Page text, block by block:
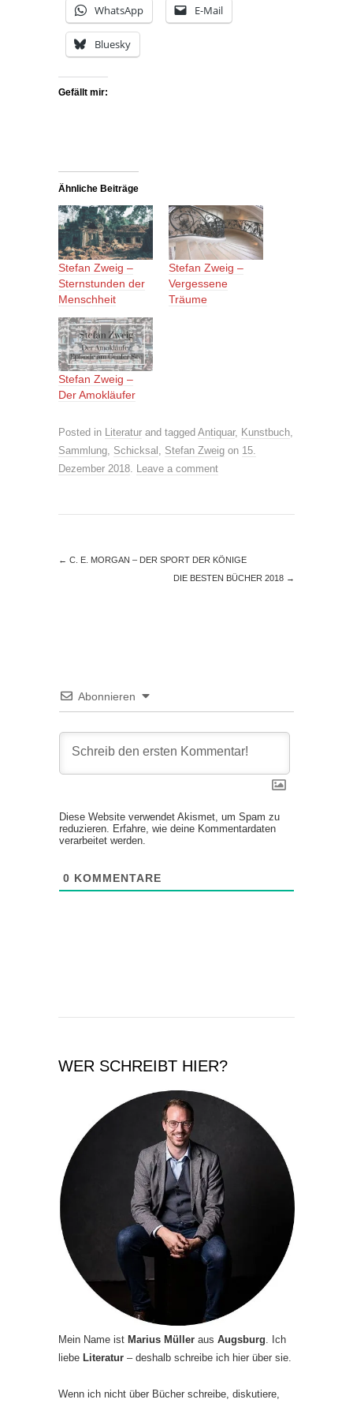
WhatsApp E-Mail
Bluesky
Gefällt mir:
Ähnliche Beiträge
Stefan Zweig –
Sternstunden der
Menschheit
Stefan Zweig –
Vergessene
Träume
Stefan Zweig –
Der Amokläufer
Posted in Literatur and tagged Antiquar, Kunstbuch,
Sammlung, Schicksal , Stefan Zweig on 15.
Dezember 2018. Leave a comment
← C. E. MORGAN – DER SPORT DER KÖNIGE
DIE BESTEN BÜCHER 2018 →
Abonnieren
Diese Website verwendet Akismet, um Spam zu
reduzieren. Erfahre, wie deine Kommentardaten
verarbeitet werden.
0 KOMMENTARE
WER SCHREIBT HIER?
Mein Name ist Marius Müller aus Augsburg. Ich
liebe Literatur – deshalb schreibe ich hier über sie.
Wenn ich nicht über Bücher schreibe, diskutiere,